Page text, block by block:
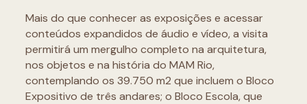
Mais do que conhecer as exposições e acessar
conteúdos expandidos de áudio e vídeo, a visita
permitirá um mergulho completo na arquitetura,
nos objetos e na história do MAM Rio,
contemplando os 39.750 m2 que incluem o Bloco
Expositivo de três andares; o Bloco Escola, que